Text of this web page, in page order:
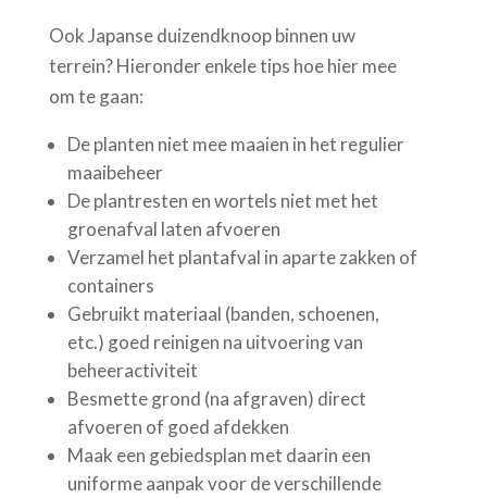
Ook Japanse duizendknoop binnen uw
terrein? Hieronder enkele tips hoe hier mee
om te gaan:
De planten niet mee maaien in het regulier
maaibeheer
De plantresten en wortels niet met het
groenafval laten afvoeren
Verzamel het plantafval in aparte zakken of
containers
Gebruikt materiaal (banden, schoenen,
etc.) goed reinigen na uitvoering van
beheeractiviteit
Besmette grond (na afgraven) direct
afvoeren of goed afdekken
Maak een gebiedsplan met daarin een
uniforme aanpak voor de verschillende